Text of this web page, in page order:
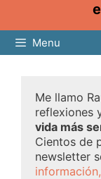
Menu
Me llamo
reflexiones
vida más
Cientos de
newsletter